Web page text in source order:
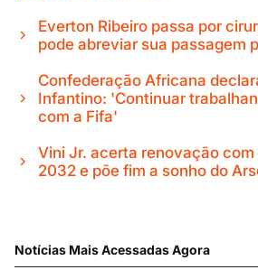
Everton Ribeiro passa por
pode abreviar sua passagem
Confederação Africana
Infantino: 'Continuar
com a Fifa'
Vini Jr. acerta renovação com
2032 e põe fim a sonho do
Notícias Mais Acessadas Agora